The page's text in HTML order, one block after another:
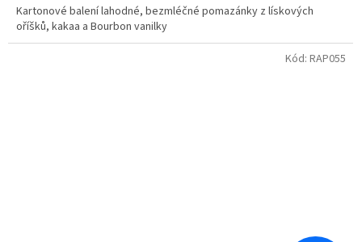
Kartonové balení lahodné, bezmléčné pomazánky z lískových
oříšků, kakaa a Bourbon vanilky
Kód: RAP055